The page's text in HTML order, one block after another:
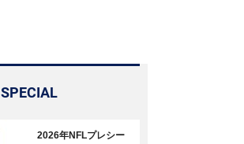
SPECIAL
2026年NFLプレシー